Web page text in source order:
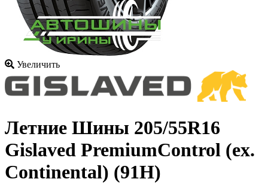
Увеличить
Летние Шины 205/55R16
Gislaved PremiumControl (ex.
Continental) (91H)